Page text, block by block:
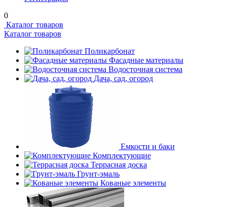
0
Каталог товаров
Каталог товаров
Поликарбонат
Фасадные материалы
Водосточная система
Дача, сад, огород
Емкости и баки
Комплектующие
Террасная доска
Грунт-эмаль
Кованые элементы